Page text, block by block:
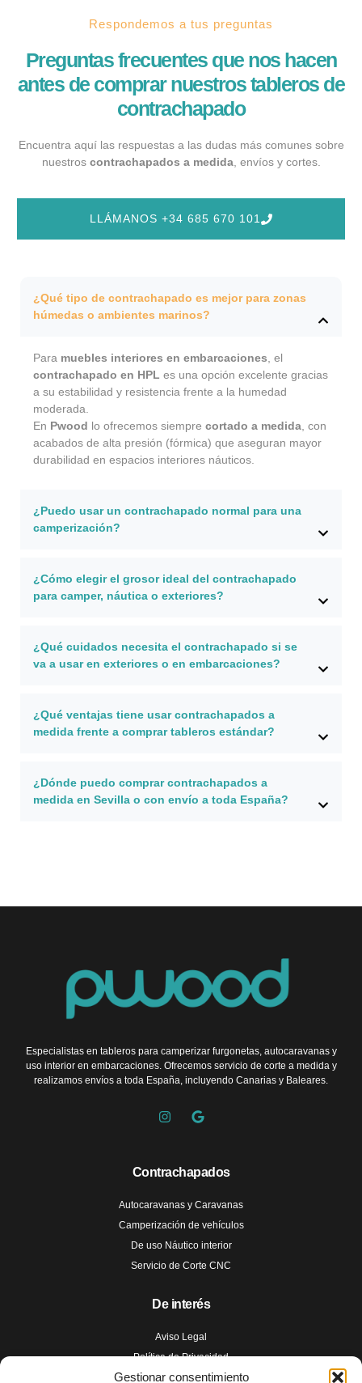
Gestionar consentimiento
Respondemos a tus preguntas
Preguntas frecuentes que nos hacen
antes de comprar nuestros tableros de
contrachapado
Encuentra aquí las respuestas a las dudas más comunes sobre
nuestros contrachapados a medida, envíos y cortes.
LLÁMANOS +34 685 670 101
¿Qué tipo de contrachapado es mejor para zonas
húmedas o ambientes marinos?
Para muebles interiores en embarcaciones, el
contrachapado en HPL es una opción excelente gracias
a su estabilidad y resistencia frente a la humedad
moderada.
En Pwood lo ofrecemos siempre cortado a medida, con
acabados de alta presión (fórmica) que aseguran mayor
durabilidad en espacios interiores náuticos.
¿Puedo usar un contrachapado normal para una
camperización?
¿Cómo elegir el grosor ideal del contrachapado
para camper, náutica o exteriores?
¿Qué cuidados necesita el contrachapado si se
va a usar en exteriores o en embarcaciones?
¿Qué ventajas tiene usar contrachapados a
medida frente a comprar tableros estándar?
¿Dónde puedo comprar contrachapados a
medida en Sevilla o con envío a toda España?
Especialistas en tableros para camperizar furgonetas, autocaravanas y
uso interior en embarcaciones. Ofrecemos servicio de corte a medida y
realizamos envíos a toda España, incluyendo Canarias y Baleares.
Contrachapados
Autocaravanas y Caravanas
Camperización de vehículos
De uso Náutico interior
Servicio de Corte CNC
De interés
Aviso Legal
Política de Privacidad
Política de Cookies